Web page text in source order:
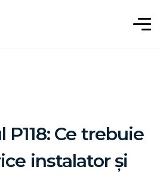
Ce trebuie
instalator și